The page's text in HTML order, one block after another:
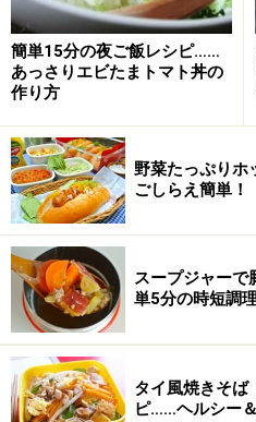
・強めのあんがお好みの方
て揚げてください。
・いんげんやアスパラ、し
お野菜で彩りを添えてくださ
どの薬味野菜を上に散らして
・大根おろしを加えると、
す。
●野菜たっぷりいただくレ
→ガ
簡単15分の夜ご飯レシピ……
あっさりエビたまトマト丼の
作り方
野菜たっぷり
ごしらえ簡単！
スープジャーで
単5分の時短調
タイ風焼きそば
ピ……ヘルシー